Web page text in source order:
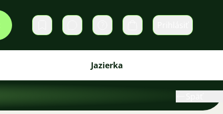
Súkromné správy Košík
Jazierka